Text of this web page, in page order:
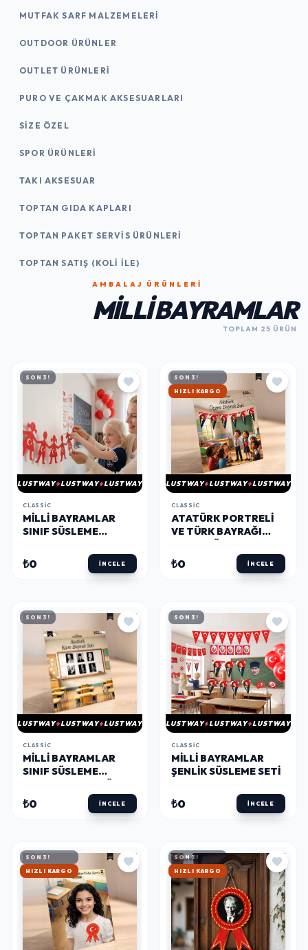
MUTFAK SARF MALZEMELERI
OUTDOOR ÜRÜNLER
OUTLET ÜRÜNLERI
PURO VE ÇAKMAK AKSESUARLARI
SIZE ÖZEL
SPOR ÜRÜNLERI
TAKI AKSESUAR
TOPTAN GIDA KAPLARI
TOPTAN PAKET SERVIS ÜRÜNLERI
TOPTAN SATIŞ (KOLI İLE)
AMBALAJ ÜRÜNLERI
MILLI BAYRAMLAR
TOPLAM 25 ÜRÜN
SON 3!
LUSTWAY LUSTWAY LUSTWAY
CLASSIC
MILLI BAYRAMLAR
SINIF SÜSLEME
ÇOCUK FIGÜRLÜ
(67X12 CM)
₺0 İNCELE
SON 3!
HIZLI KARGO
LUSTWAY LUSTWAY LUSTWAY
CLASSIC
ATATÜRK PORTRELI
VE TÜRK BAYRAĞI
FLAMA
₺0 İNCELE
SON 3!
LUSTWAY LUSTWAY LUSTWAY
CLASSIC
MILLI BAYRAMLAR
SINIF SÜSLEME
₺0 İNCELE
SON 3!
LUSTWAY LUSTWAY LUSTWAY
CLASSIC
MILLI BAYRAMLAR
ŞENLIK SÜSLEME SETI
₺0 İNCELE
SON 3!
HIZLI KARGO
SON 3!
HIZLI KARGO